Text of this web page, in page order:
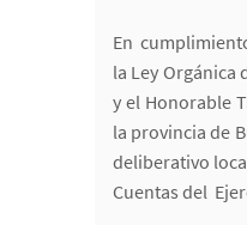
En
la Ley Orgánica
y el Honorable
la provincia de
deliberativo
Cuentas del